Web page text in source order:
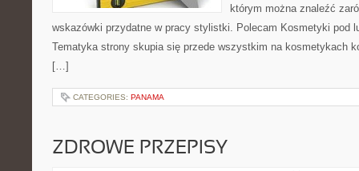
którym można znaleźć
wskazówki przydatne w pracy stylistki. Polecam Kosmetyki pod
Tematyka strony skupia się przede wszystkim na kosmetykach
[…]
CATEGORIES: PANAMA
ZDROWE PRZEPISY